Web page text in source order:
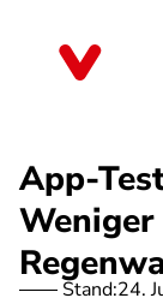
App-
Stand:24.